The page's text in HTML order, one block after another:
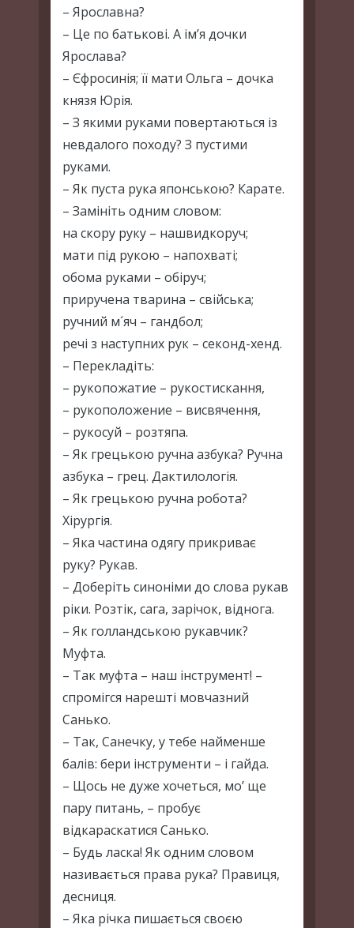
– Ярославна?
– Це по батькові. А ім’я дочки
Ярослава?
– Єфросинія; її мати Ольга – дочка
князя Юрія.
– З якими руками повертаються із
невдалого походу? З пустими
руками.
– Як пуста рука японською? Карате.
– Замініть одним словом:
на скору руку – нашвидкоруч;
мати під рукою – напохваті;
обома руками – обіруч;
приручена тварина – свійська;
ручний м´яч – гандбол;
речі з наступних рук – секонд-хенд.
– Перекладіть:
– рукопожатие – рукостискання,
– рукоположение – висвячення,
– рукосуй – розтяпа.
– Як грецькою ручна азбука? Ручна
азбука – грец. Дактилологія.
– Як грецькою ручна робота?
Хірургія.
– Яка частина одягу прикриває
руку? Рукав.
– Доберіть синоніми до слова рукав
ріки. Розтік, сага, зарічок, віднога.
– Як голландською рукавчик?
Муфта.
– Так муфта – наш інструмент! –
спромігся нарешті мовчазний
Санько.
– Так, Санечку, у тебе найменше
балів: бери інструменти – і гайда.
– Щось не дуже хочеться, мо’ ще
пару питань, – пробує
відкараскатися Санько.
– Будь ласка! Як одним словом
називається права рука? Правиця,
десниця.
– Яка річка пишається своєю